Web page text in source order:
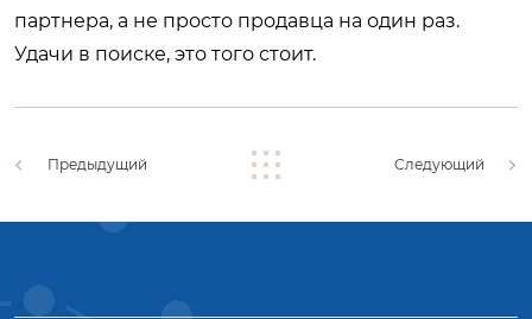
партнера, а не просто продавца на один раз.
Удачи в поиске, это того стоит.
Предыдущий Следующий